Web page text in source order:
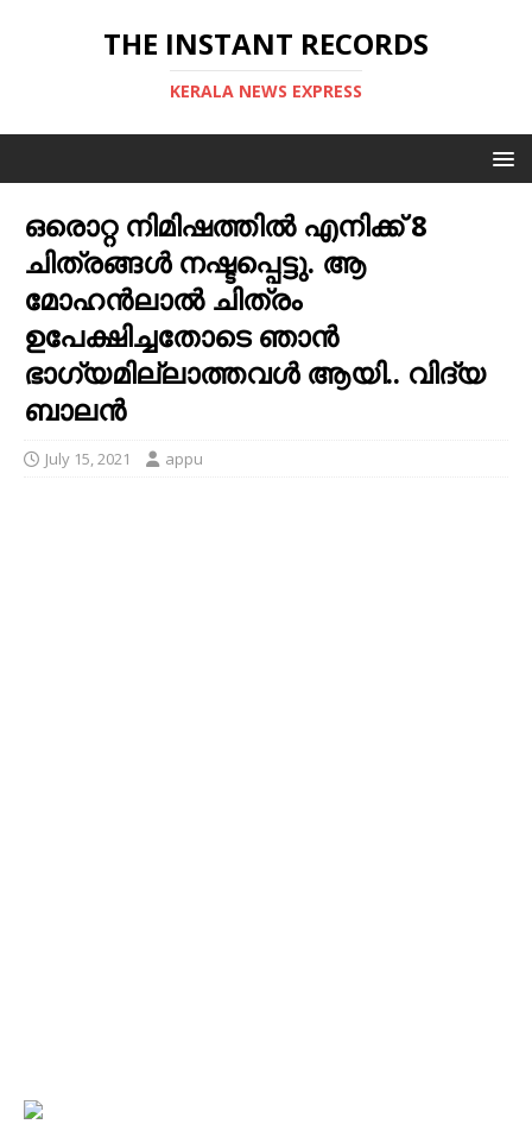
THE INSTANT RECORDS
KERALA NEWS EXPRESS
ഒരൊറ്റ നിമിഷത്തിൽ എനിക്ക് 8
ചിത്രങ്ങൾ നഷ്ടപ്പെട്ടു. ആ
മോഹന്‍ലാല്‍ ചിത്രം
ഉപേക്ഷിച്ചതോടെ ഞാന്‍
ഭാഗ്യമില്ലാത്തവള്‍ ആയി.. വിദ്യ
ബാലന്‍
July 15, 2021 appu